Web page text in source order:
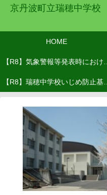
京丹波町立瑞穂中学校
HOME
【R8】気象警報等発表時における
対応(R8.６月改訂）
【R8】瑞穂中学校いじめ防止基本